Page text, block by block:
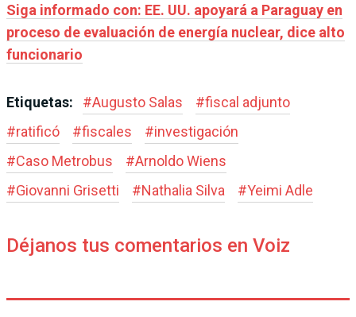
Siga informado con: EE. UU. apoyará a Paraguay en
proceso de evaluación de energía nuclear, dice alto
funcionario
Etiquetas: #Augusto Salas #fiscal adjunto
#ratificó #fiscales #investigación
#Caso Metrobus #Arnoldo Wiens
#Giovanni Grisetti #Nathalia Silva #Yeimi Adle
Déjanos tus comentarios en Voiz